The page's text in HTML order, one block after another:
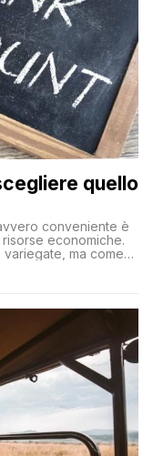
quello
conveniente è
economiche.
ma come
senza